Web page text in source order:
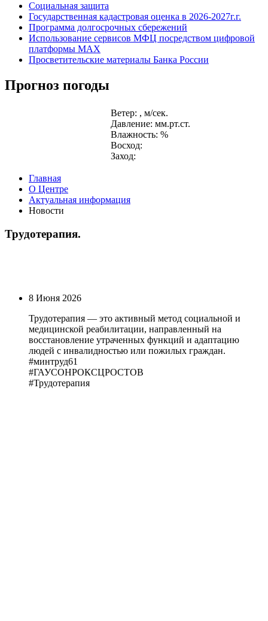
Социальная защита
Государственная кадастровая оценка в 2026-2027г.г.
Программа долгосрочных сбережений
Использование сервисов МФЦ посредством цифровой
платформы MAX
Просветительские материалы Банка России
Прогноз погоды
Ветер: , м/сек.
Давление: мм.рт.ст.
Влажность: %
Восход:
Заход:
Главная
О Центре
Актуальная информация
Новости
Трудотерапия.
8 Июня 2026
Трудотерапия — это активный метод социальной и
медицинской реабилитации, направленный на
восстановление утраченных функций и адаптацию
людей с инвалидностью или пожилых граждан.
#минтруд61
#ГАУСОНРОКСЦРОСТОВ
#Трудотерапия